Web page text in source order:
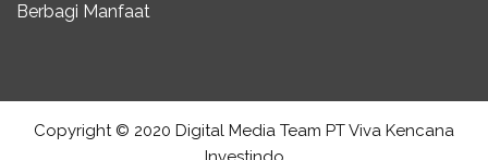
Berbagi Manfaat
Copyright © 2020 Digital Media Team PT Viva Kencana